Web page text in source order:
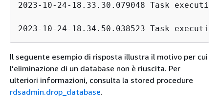
2023-10-24-18.33.30.079048 Task
2023-10-24-18.34.50.038523 Task
Il seguente esempio di risposta illustra il motivo per cui
l’eliminazione di un database non è riuscita. Per
ulteriori informazioni, consulta la stored procedure
rdsadmin.drop_database.